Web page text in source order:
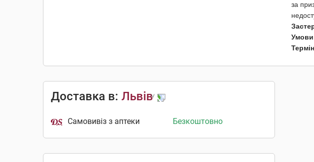
за
Умови
Доставка в: Львів
Самовивіз з аптеки Безкоштовно